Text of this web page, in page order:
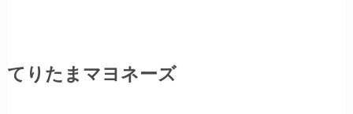
てりたまマヨネーズ